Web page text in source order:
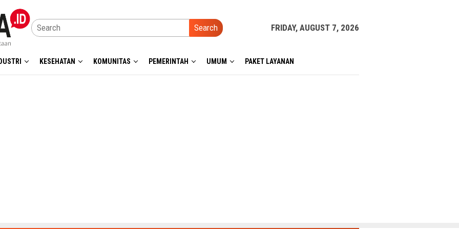
Search FRIDAY, AUGUST 7, 2026
KESEHATAN KOMUNITAS PEMERINTAH UMUM PAKET LAYANAN